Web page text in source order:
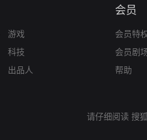
游戏
科技
出品人
会员
会员特
会员剧
帮助
请仔细阅读 搜